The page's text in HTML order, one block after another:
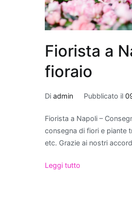
Fiorista a
fioraio
Di admin Pubblicato il
Fiorista a Napoli –
consegna di fiori e piante
etc. Grazie ai nostri
Leggi tutto